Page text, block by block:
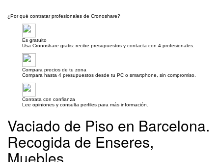
¿Por qué contratar profesionales de Cronoshare?
Es gratuito
Usa Cronoshare gratis: recibe presupuestos y contacta con 4 profesionales.
Compara precios de tu zona
Compara hasta 4 presupuestos desde tu PC o smartphone, sin compromiso.
Contrata con confianza
Lee opiniones y consulta perfiles para más información.
Vaciado de Piso en Barcelona.
Recogida de Enseres,